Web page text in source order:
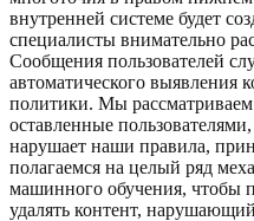
внутренней системе будет
специалисты внимательно
Сообщения пользователей
автоматического выявления
политики. Мы рассматриваем
оставленные
нарушает наши правила,
полагаемся на целый ряд
машинного обучения, чтобы
удалять контент,